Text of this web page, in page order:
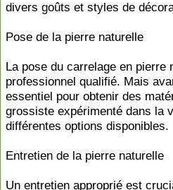
divers goûts et styles de
Pose de la pierre naturelle
La pose du carrelage en pierre
professionnel qualifié. Mais
essentiel pour obtenir des
grossiste expérimenté dans la
différentes options disponibles.
Entretien de la pierre naturelle
Un entretien approprié est